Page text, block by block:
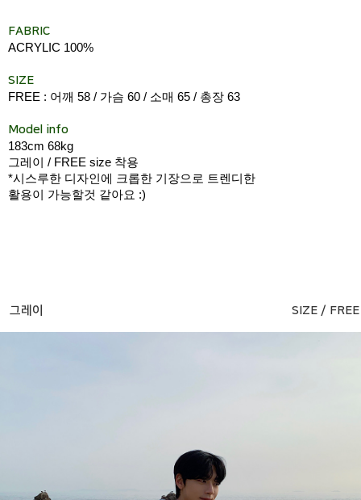
FABRIC
ACRYLIC 100%
SIZE
FREE : 어깨 58 / 가슴 60 / 소매 65 / 총장 63
Model info
183cm 68kg
그레이 / FREE size 착용
*시스루한 디자인에 크롭한 기장으로 트렌디한
활용이 가능할것 같아요 :)
그레이 SIZE / FREE